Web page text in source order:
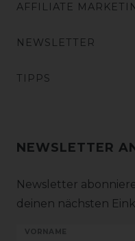
AFFILIATE
NEWSLETTER
TIPPS
NEWSLETTER
Newsletter
deinen nächsten
VORNAME